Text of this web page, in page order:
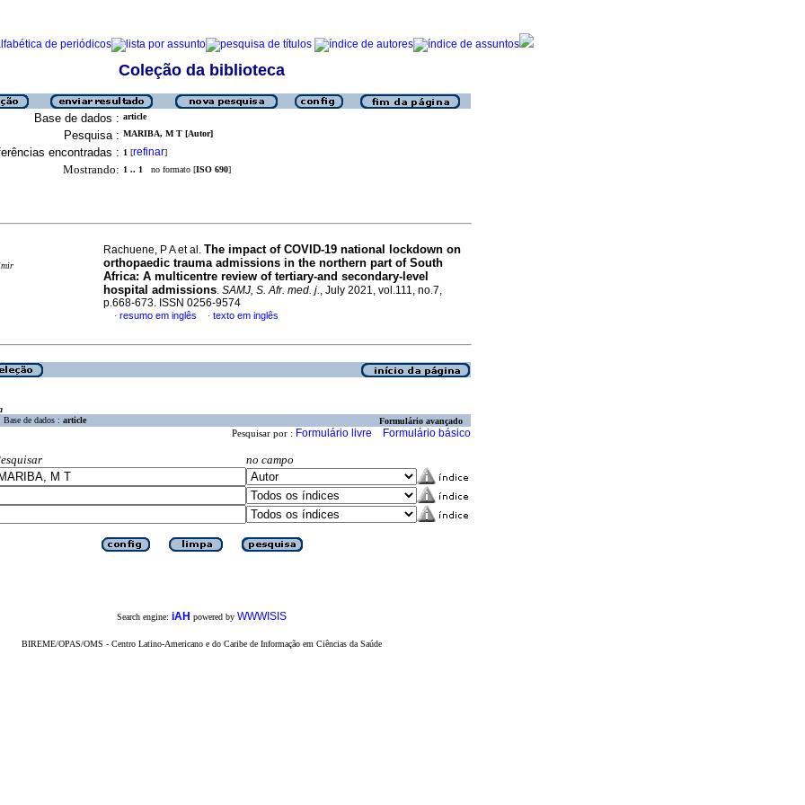
Coleção da biblioteca
Base de dados : article
Pesquisa : MARIBA, M T [Autor]
encontradas : 1 [refinar]
Mostrando: 1 .. 1 no formato [ISO 690]
Rachuene, P A et al. The impact of COVID-19 national lockdown on
orthopaedic trauma admissions in the northern part of South
Africa: A multicentre review of tertiary-and secondary-level
hospital admissions. SAMJ, S. Afr. med. j., July 2021, vol.111, no.7,
p.668-673. ISSN 0256-9574
· resumo em inglês · texto em inglês
Base de dados : article Formulário avançado
Pesquisar por : Formulário livre Formulário básico
no campo
Search engine: iAH powered by WWWISIS
BIREME/OPAS/OMS - Centro Latino-Americano e do Caribe de Informação em Ciências da Saúde